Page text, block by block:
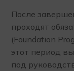
После
проходят
(Foundation
этот период
под